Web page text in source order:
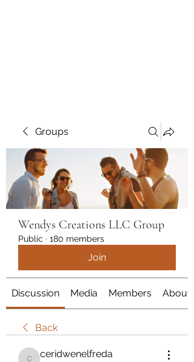
Groups
Wendys Creations LLC Group
Public · 180 members
Join
Discussion Media Members About
Back
ceridwenelfreda